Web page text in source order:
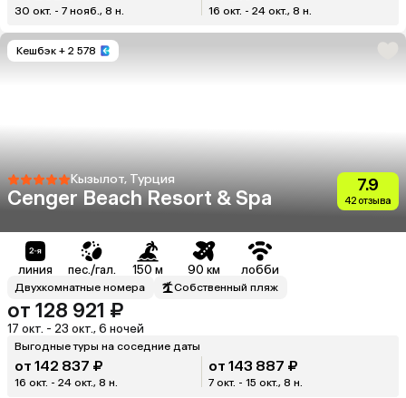
30 окт. - 7 нояб., 8 н. 16 окт. - 24 окт., 8 н.
Кешбэк + 2 578
Кызылот, Турция
Cenger Beach Resort & Spa
7.9
42 отзыва
линия пес./гал. 150 м 90 км лобби
Двухкомнатные номера Собственный пляж
от 128 921 ₽
17 окт. - 23 окт., 6 ночей
Выгодные туры на соседние даты
от 142 837 ₽
16 окт. - 24 окт., 8 н.
от 143 887 ₽
7 окт. - 15 окт., 8 н.